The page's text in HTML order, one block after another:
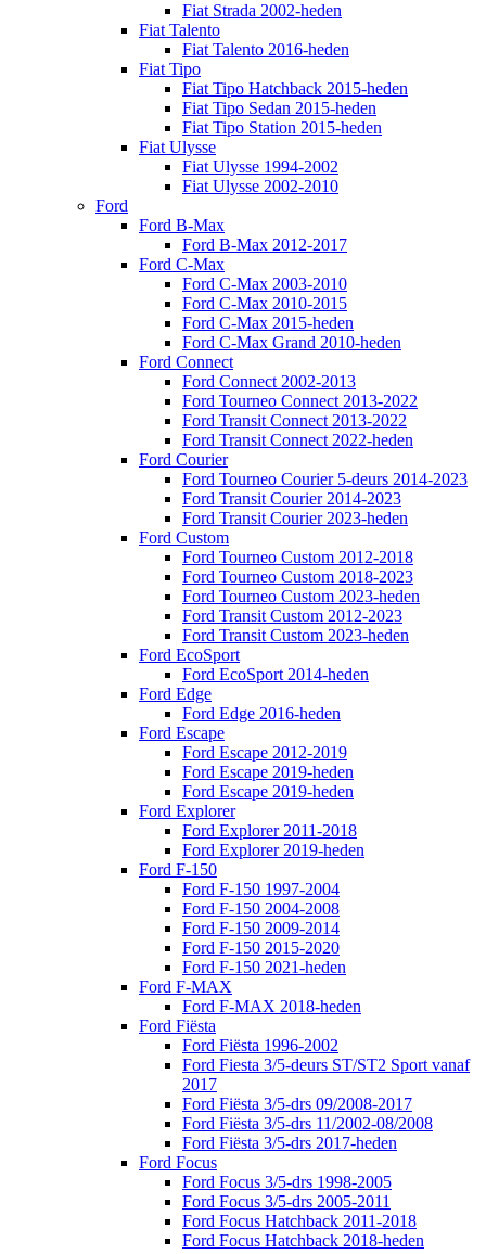
Fiat Strada 2002-heden
Fiat Talento
Fiat Talento 2016-heden
Fiat Tipo
Fiat Tipo Hatchback 2015-heden
Fiat Tipo Sedan 2015-heden
Fiat Tipo Station 2015-heden
Fiat Ulysse
Fiat Ulysse 1994-2002
Fiat Ulysse 2002-2010
Ford
Ford B-Max
Ford B-Max 2012-2017
Ford C-Max
Ford C-Max 2003-2010
Ford C-Max 2010-2015
Ford C-Max 2015-heden
Ford C-Max Grand 2010-heden
Ford Connect
Ford Connect 2002-2013
Ford Tourneo Connect 2013-2022
Ford Transit Connect 2013-2022
Ford Transit Connect 2022-heden
Ford Courier
Ford Tourneo Courier 5-deurs 2014-2023
Ford Transit Courier 2014-2023
Ford Transit Courier 2023-heden
Ford Custom
Ford Tourneo Custom 2012-2018
Ford Tourneo Custom 2018-2023
Ford Tourneo Custom 2023-heden
Ford Transit Custom 2012-2023
Ford Transit Custom 2023-heden
Ford EcoSport
Ford EcoSport 2014-heden
Ford Edge
Ford Edge 2016-heden
Ford Escape
Ford Escape 2012-2019
Ford Escape 2019-heden
Ford Escape 2019-heden
Ford Explorer
Ford Explorer 2011-2018
Ford Explorer 2019-heden
Ford F-150
Ford F-150 1997-2004
Ford F-150 2004-2008
Ford F-150 2009-2014
Ford F-150 2015-2020
Ford F-150 2021-heden
Ford F-MAX
Ford F-MAX 2018-heden
Ford Fiësta
Ford Fiësta 1996-2002
Ford Fiesta 3/5-deurs ST/ST2 Sport vanaf
2017
Ford Fiësta 3/5-drs 09/2008-2017
Ford Fiësta 3/5-drs 11/2002-08/2008
Ford Fiësta 3/5-drs 2017-heden
Ford Focus
Ford Focus 3/5-drs 1998-2005
Ford Focus 3/5-drs 2005-2011
Ford Focus Hatchback 2011-2018
Ford Focus Hatchback 2018-heden